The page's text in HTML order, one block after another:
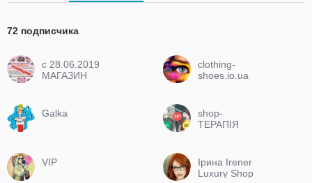
72 подписчика
c 28.06.2019
МАГАЗИН
clothing-
shoes.io.ua
Galka
shop-
ТЕРАПІЯ
VIP
Ірина Irener
Luxury Shop